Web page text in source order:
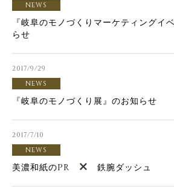
NEWS
『岐阜のモノづくりマーケティングイ
らせ
2017/9/29
NEWS
『岐阜のモノづくり展』のお知らせ
2017/7/10
NEWS
美濃和紙のPR 鉄腕ダッシュ